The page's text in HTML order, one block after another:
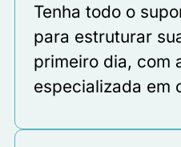
Tenha todo o
para estruturar
primeiro dia, com
especializada em